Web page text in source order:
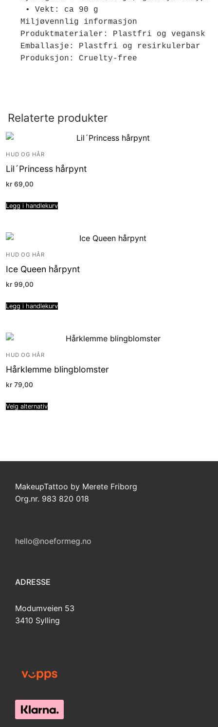
• Vekt: ca 90 g
Miljøvennlig informasjon
Produktmaterialer: Plastfri og vegansk
Emballasje: Plastfri og resirkulerbar
Produksjon: Cruelty-free
Relaterte produkter
HUD OG HÅR
Lil´Princess hårpynt
kr 69,00
Legg i handlekurv
HUD OG HÅR
Ice Queen hårpynt
kr 99,00
Legg i handlekurv
HUD OG HÅR
Hårklemme blingblomster
kr 79,00
Velg alternativ
MakeupTattoo by Merete Friborg
Org.nr. 983 820 018
hello@noeformeg.no
ADRESSE
Modumveien 53
3410 Sylling